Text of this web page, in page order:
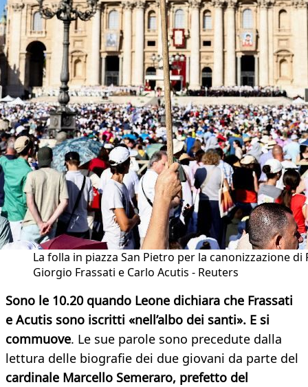
La folla in piazza San Pietro per la canonizzazione di
Giorgio Frassati e Carlo Acutis - Reuters
Sono le 10.20 quando Leone dichiara che Frassati
e Acutis sono iscritti «nell’albo dei santi». E si
commuove. Le sue parole sono precedute dalla
lettura delle biografie dei due giovani da parte del
cardinale Marcello Semeraro, prefetto del